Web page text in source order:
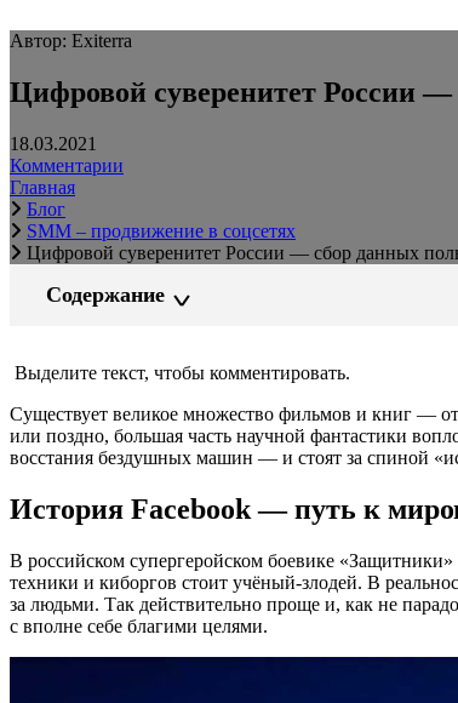
Автор: Exiterra
Цифровой суверенитет России —
18.03.2021
Комментарии
Главная
Блог
SMM – продвижение в соцсетях
Цифровой суверенитет России — сбор данных
Содержание
Выделите текст, чтобы комментировать.
Существует великое множество фильмов и книг —
или поздно, большая часть научной фантастики
восстания бездушных машин — и стоят за спиной
История Facebook — путь к
В российском супергеройском боевике
техники и киборгов стоит учёный-злодей. В
за людьми. Так действительно проще и, как не
с вполне себе благими целями.